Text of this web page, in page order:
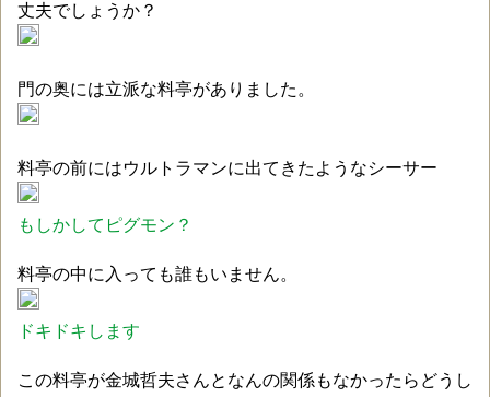
丈夫でしょうか？
門の奥には立派な料亭がありました。
料亭の前にはウルトラマンに出てきたようなシーサー
もしかしてピグモン？
料亭の中に入っても誰もいません。
ドキドキします
この料亭が金城哲夫さんとなんの関係もなかったらどうし